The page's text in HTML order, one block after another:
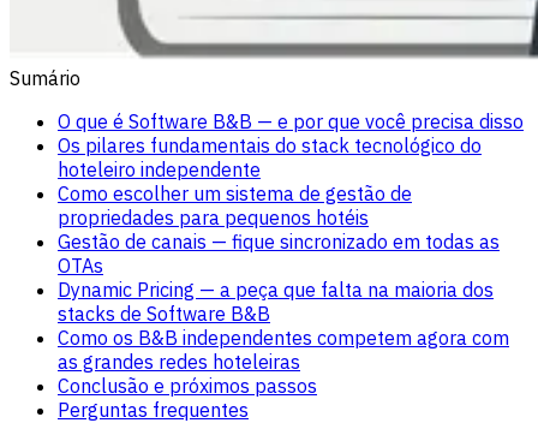
Sumário
O que é Software B&B — e por que você precisa disso
Os pilares fundamentais do stack tecnológico do
hoteleiro independente
Como escolher um sistema de gestão de
propriedades para pequenos hotéis
Gestão de canais — fique sincronizado em todas as
OTAs
Dynamic Pricing — a peça que falta na maioria dos
stacks de Software B&B
Como os B&B independentes competem agora com
as grandes redes hoteleiras
Conclusão e próximos passos
Perguntas frequentes